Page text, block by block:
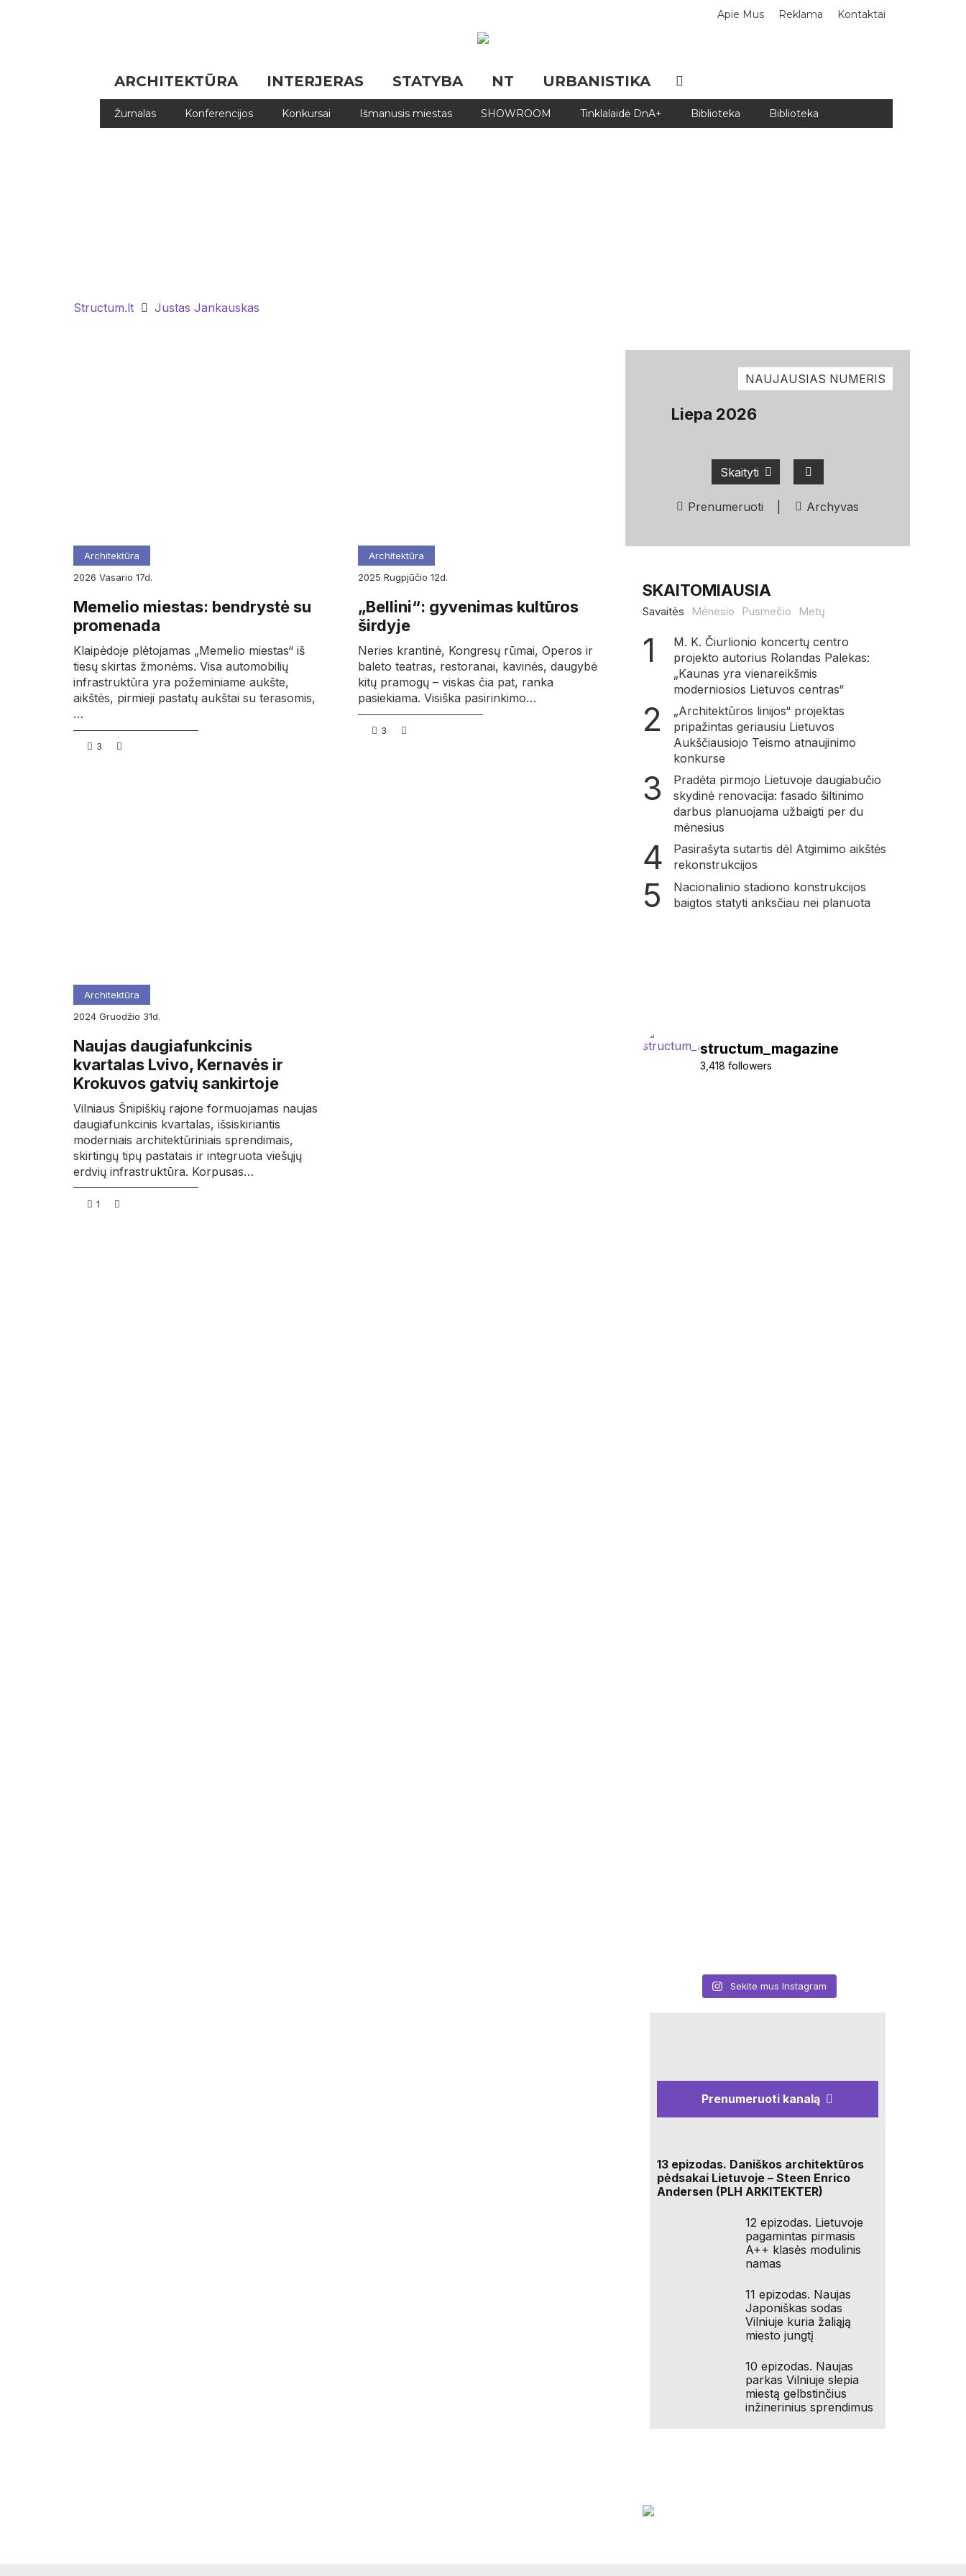
Apie Mus Reklama Kontaktai
ARCHITEKTŪRA INTERJERAS STATYBA NT URBANISTIKA
Žurnalas Konferencijos Konkursai Išmanusis miestas SHOWROOM Tinklalaidė DnA+ Biblioteka Biblioteka
Structum.lt Justas Jankauskas
Architektūra
2026
vasario 17d.
Memelio miestas: bendrystė su
promenada
Klaipėdoje plėtojamas „Memelio miestas“ iš
tiesų skirtas žmonėms. Visa automobilių
infrastruktūra yra požeminiame aukšte,
aikštės, pirmieji pastatų aukštai su terasomis,
…
3
Architektūra
2025
rugpjūčio 12d.
„Bellini“: gyvenimas kultūros
širdyje
Neries krantinė, Kongresų rūmai, Operos ir
baleto teatras, restoranai, kavinės, daugybė
kitų pramogų – viskas čia pat, ranka
pasiekiama. Visiška pasirinkimo…
3
Architektūra
2024
gruodžio 31d.
Naujas daugiafunkcinis
kvartalas Lvivo, Kernavės ir
Krokuvos gatvių sankirtoje
Vilniaus Šnipiškių rajone formuojamas naujas
daugiafunkcinis kvartalas, išsiskiriantis
moderniais architektūriniais sprendimais,
skirtingų tipų pastatais ir integruota viešųjų
erdvių infrastruktūra. Korpusas…
1
NAUJAUSIAS NUMERIS
Liepa 2026
Skaityti
Prenumeruoti Archyvas
SKAITOMIAUSIA
Savaitės Mėnesio Pusmečio Metų
M. K. Čiurlionio koncertų centro
projekto autorius Rolandas Palekas:
„Kaunas yra vienareikšmis
moderniosios Lietuvos centras“
„Architektūros linijos“ projektas
pripažintas geriausiu Lietuvos
Aukščiausiojo Teismo atnaujinimo
konkurse
Pradėta pirmojo Lietuvoje daugiabučio
skydinė renovacija: fasado šiltinimo
darbus planuojama užbaigti per du
mėnesius
Pasirašyta sutartis dėl Atgimimo aikštės
rekonstrukcijos
Nacionalinio stadiono konstrukcijos
baigtos statyti anksčiau nei planuota
structum_magazine
3,418 followers
Sekite mus Instagram
Prenumeruoti kanalą
13 epizodas. Daniškos architektūros
pėdsakai Lietuvoje – Steen Enrico
Andersen (PLH ARKITEKTER)
12 epizodas. Lietuvoje
pagamintas pirmasis
A++ klasės modulinis
namas
11 epizodas. Naujas
Japoniškas sodas
Vilniuje kuria žaliąją
miesto jungtį
10 epizodas. Naujas
parkas Vilniuje slepia
miestą gelbstinčius
inžinerinius sprendimus